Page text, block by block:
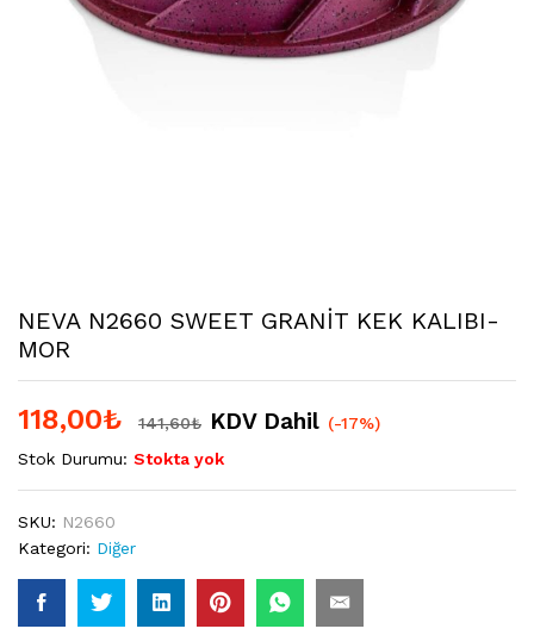
NEVA N2660 SWEET GRANİT KEK KALIBI-
MOR
118,00₺ 141,60₺ KDV Dahil (-17%)
Stok Durumu: Stokta yok
SKU: N2660
Kategori: Diğer